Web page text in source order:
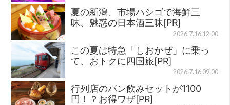
夏の新潟、市場ハシゴで海鮮三
昧、魅惑の日本酒三昧[PR]
2026.7.16 12:00
この夏は特急「しおかぜ」に乗っ
て、おトクに四国旅[PR]
2026.7.16 09:00
行列店のパン飲みセットが1100
円！？お得ワザ[PR]